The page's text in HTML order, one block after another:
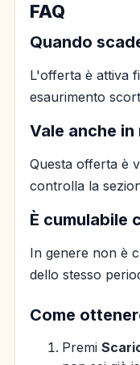
FAQ
Quando
L'offerta è attiva
esaurimento
Vale anche in
Questa offerta è
controlla la
È cumulabile
In genere non è
dello stesso
Come
Premi